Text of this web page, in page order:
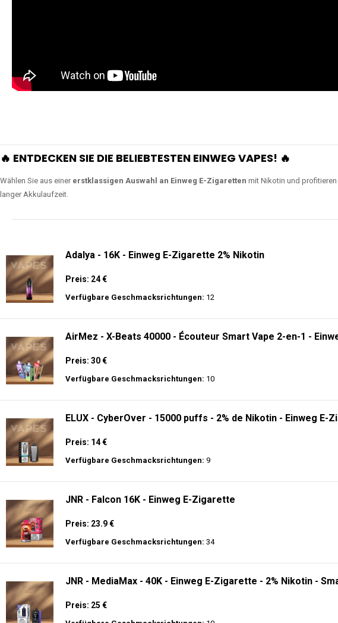
🔥 ENTDECKEN SIE DIE BELIEBTESTEN EINWEG VAPES! 🔥
Wählen Sie aus einer erstklassigen Auswahl an Einweg E-Zigaretten mit Nikotin und profitieren
langer Akkulaufzeit.
Adalya - 16K - Einweg E-Zigarette 2% Nikotin
Preis: 24 €
Verfügbare Geschmacksrichtungen: 12
AirMez - X-Beats 40000 - Écouteur Smart Vape 2-en-1 -
Preis: 30 €
Verfügbare Geschmacksrichtungen: 10
ELUX - CyberOver - 15000 puffs - 2% de Nikotin - Einweg E-
Preis: 14 €
Verfügbare Geschmacksrichtungen: 9
JNR - Falcon 16K - Einweg E-Zigarette
Preis: 23.9 €
Verfügbare Geschmacksrichtungen: 34
JNR - MediaMax - 40K - Einweg E-Zigarette - 2% Nikotin -
Preis: 25 €